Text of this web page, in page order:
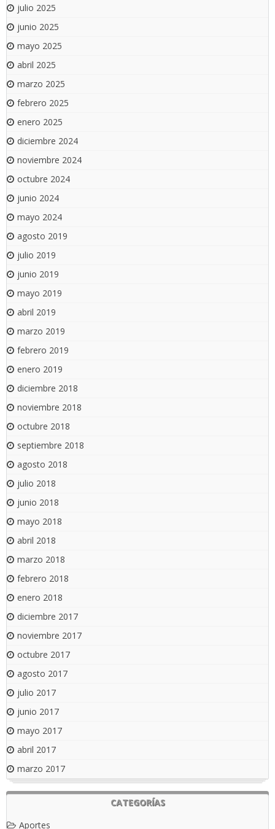
julio 2025
junio 2025
mayo 2025
abril 2025
marzo 2025
febrero 2025
enero 2025
diciembre 2024
noviembre 2024
octubre 2024
junio 2024
mayo 2024
agosto 2019
julio 2019
junio 2019
mayo 2019
abril 2019
marzo 2019
febrero 2019
enero 2019
diciembre 2018
noviembre 2018
octubre 2018
septiembre 2018
agosto 2018
julio 2018
junio 2018
mayo 2018
abril 2018
marzo 2018
febrero 2018
enero 2018
diciembre 2017
noviembre 2017
octubre 2017
agosto 2017
julio 2017
junio 2017
mayo 2017
abril 2017
marzo 2017
CATEGORÍAS
Aportes